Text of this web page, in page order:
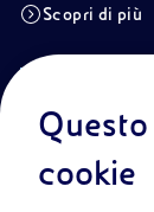
Scopri di più
POLICIES
Info Area
cookie